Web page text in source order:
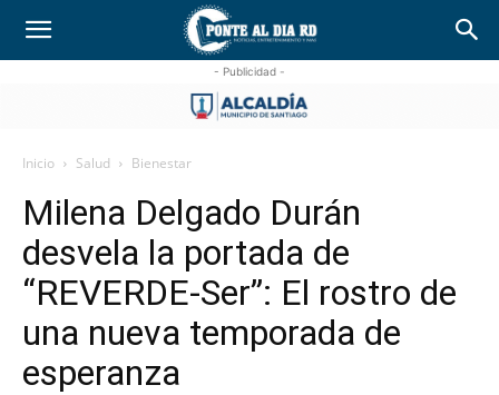
- Publicidad -
Inicio Salud Bienestar
Milena Delgado Durán
desvela la portada de
“REVERDE-Ser”: El rostro de
una nueva temporada de
esperanza